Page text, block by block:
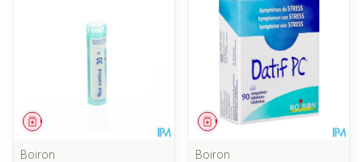
Geneesmiddel
Boiron
Geneesmiddel
Boiron